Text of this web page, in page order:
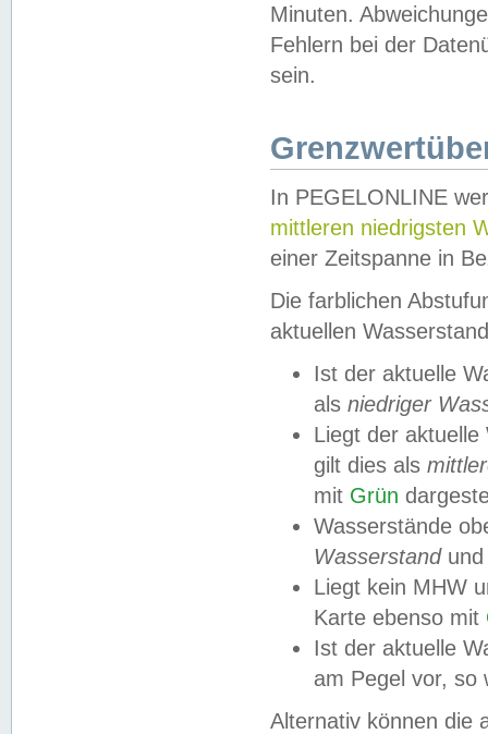
Minuten.
Fehlern bei der
sein.
In PEGELONLINE
mittleren niedrigsten
einer Zeitspanne in
Die farblichen
aktuellen
Ist der aktuelle
als niedriger
Liegt der
gilt dies als
mit Grün
Wasserstände
Wasserstandund
Liegt kein MHW
Karte ebenso mit
Ist der aktuelle
am Pegel vor,
Alternativ können die